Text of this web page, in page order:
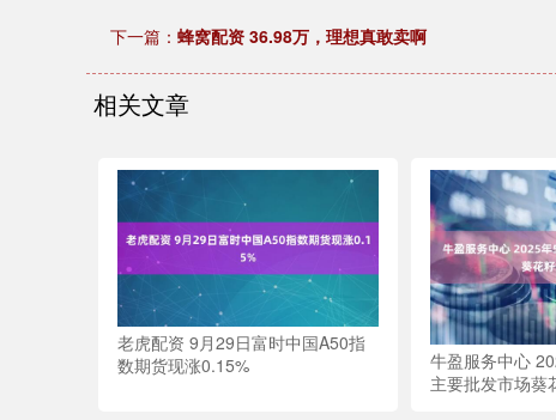
下一篇： 蜂窝配资 36.98万，理想真敢卖啊
相关文章
老虎配资 9月29日富时中国A50指
数期货现涨0.15%
牛盈服务中心
主要批发市场葵